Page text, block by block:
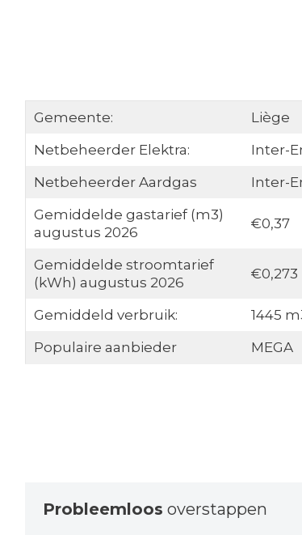
Gemeente:
Liège
Netbeheerder Elektra:
Inter-
Netbeheerder Aardgas
Inter-
Gemiddelde gastarief (m3)
augustus 2026
€0,37
Gemiddelde stroomtarief
(kWh) augustus 2026
€0,273
Gemiddeld verbruik:
1445
Populaire aanbieder
MEGA
Probleemloos overstappen